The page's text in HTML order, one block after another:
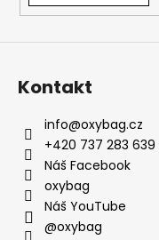
Kontakt
info@oxybag.cz
+420 737 283
Náš Facebook
oxybag
Náš YouTube
@oxybag